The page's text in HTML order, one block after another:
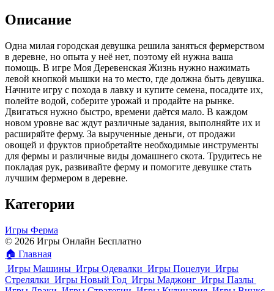
Описание
Одна милая городская девушка решила заняться фермерством
в деревне, но опыта у неё нет, поэтому ей нужна ваша
помощь. В игре Моя Деревенская Жизнь нужно нажимать
левой кнопкой мышки на то место, где должна быть девушка.
Начните игру с похода в лавку и купите семена, посадите их,
полейте водой, соберите урожай и продайте на рынке.
Двигаться нужно быстро, времени даётся мало. В каждом
новом уровне вас ждут различные задания, выполняйте их и
расширяйте ферму. За вырученные деньги, от продажи
овощей и фруктов приобретайте необходимые инструменты
для фермы и различные виды домашнего скота. Трудитесь не
покладая рук, развивайте ферму и помогите девушке стать
лучшим фермером в деревне.
Категории
Игры Ферма
© 2026 Игры Онлайн Бесплатно
🏠 Главная
Игры Машины Игры Одевалки Игры Поцелуи Игры
Стрелялки Игры Новый Год Игры Маджонг Игры Пазлы